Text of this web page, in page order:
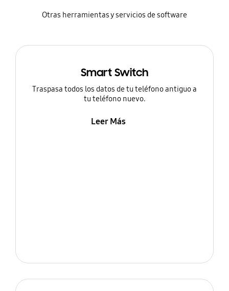
Otras herramientas y servicios de software
Smart Switch
Traspasa todos los datos de tu teléfono antiguo a
tu teléfono nuevo.
Leer Más